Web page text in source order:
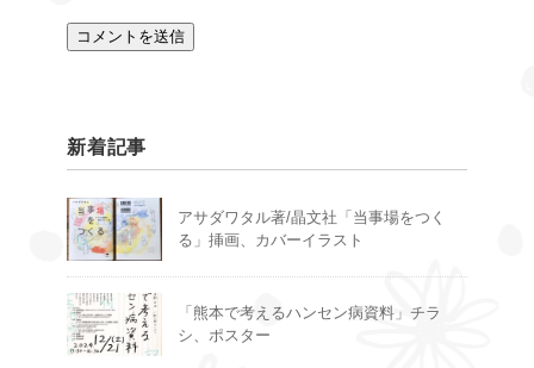
新着記事
アサダワタル著/晶文社「当事場をつく
る」挿画、カバーイラスト
「熊本で考えるハンセン病資料」チラ
シ、ポスター